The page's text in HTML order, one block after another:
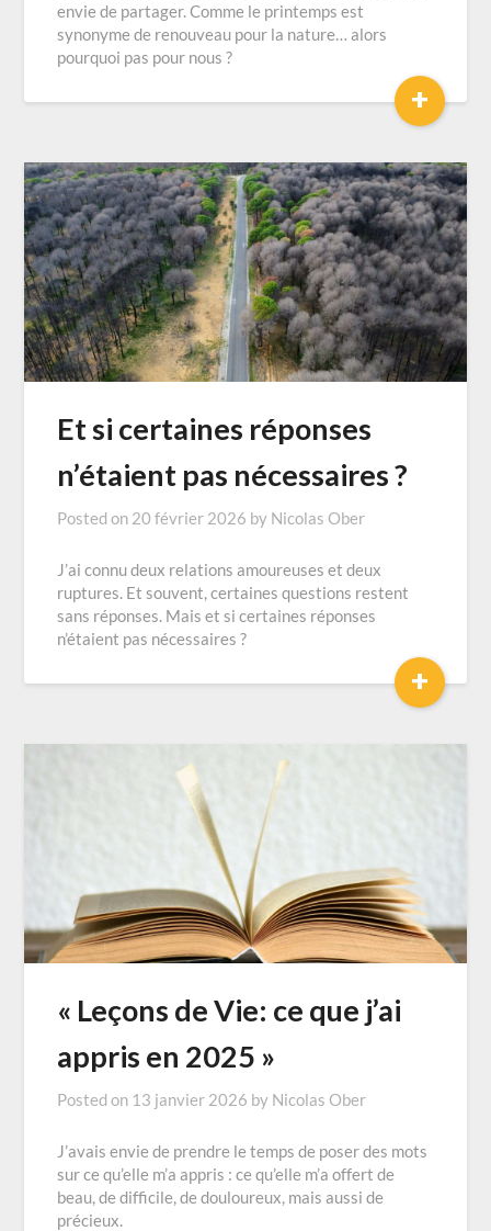
envie de partager. Comme le printemps est
synonyme de renouveau pour la nature… alors
pourquoi pas pour nous ?
+
Et si certaines réponses
n’étaient pas nécessaires ?
Posted on 20 février 2026 by Nicolas Ober
J’ai connu deux relations amoureuses et deux
ruptures. Et souvent, certaines questions restent
sans réponses. Mais et si certaines réponses
n’étaient pas nécessaires ?
+
« Leçons de Vie: ce que j’ai
appris en 2025 »
Posted on 13 janvier 2026 by Nicolas Ober
J’avais envie de prendre le temps de poser des mots
sur ce qu’elle m’a appris : ce qu’elle m’a offert de
beau, de difficile, de douloureux, mais aussi de
précieux.